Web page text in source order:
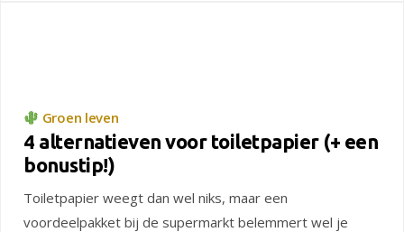
Groen leven
4 alternatieven voor toiletpapier (+ een
bonustip!)
Toiletpapier weegt dan wel niks, maar een
voordeelpakket bij de supermarkt belemmert wel je